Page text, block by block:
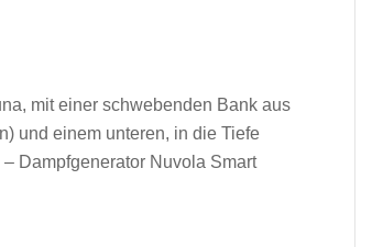
mit einer schwebenden Bank aus
und einem unteren, in die Tiefe
Dampfgenerator Nuvola Smart